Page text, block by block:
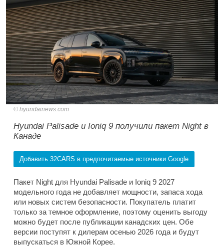
hyundainews.com
Hyundai Palisade и Ioniq 9 получили пакет Night в
Канаде
Добавить 32CARS в предпочитаемые источники Google
Пакет Night для Hyundai Palisade и Ioniq 9 2027
модельного года не добавляет мощности, запаса хода
или новых систем безопасности. Покупатель платит
только за темное оформление, поэтому оценить выгоду
можно будет после публикации канадских цен. Обе
версии поступят к дилерам осенью 2026 года и будут
выпускаться в Южной Корее.